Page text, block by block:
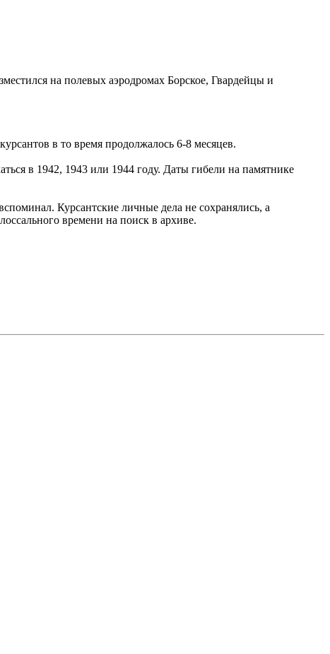
на полевых аэродромах Борское, Гвардейцы и
в то время продолжалось 6-8 месяцев.
в 1942, 1943 или 1944 году. Даты гибели на памятнике
Курсантские личные дела не сохранялись, а
времени на поиск в архиве.